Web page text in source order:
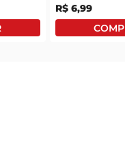
R$ 6,99